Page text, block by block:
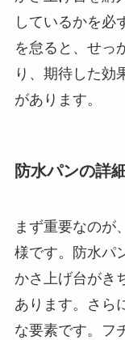
しているかを必
を怠ると、せっ
り、期待した効
があります。
防水パンの詳
まず重要なのが
様です。防水パ
かさ上げ台がき
あります。さら
な要素です。フ